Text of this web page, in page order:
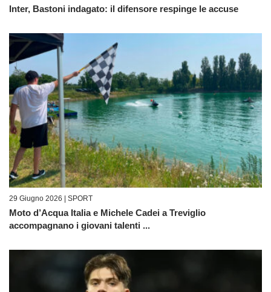
Inter, Bastoni indagato: il difensore respinge le accuse
29 Giugno 2026 | SPORT
Moto d’Acqua Italia e Michele Cadei a Treviglio
accompagnano i giovani talenti ...